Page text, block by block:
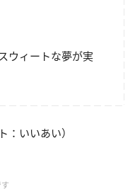
ウィートな夢が実
：いいあい）